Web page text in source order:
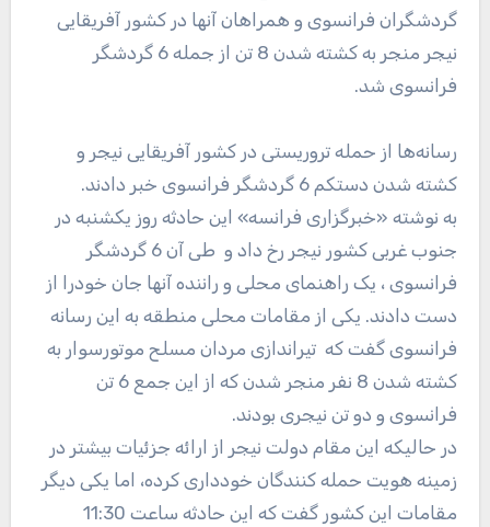
گردشگران فرانسوی و همراهان آنها در کشور آفریقایی
نیجر منجر به کشته شدن 8 تن از جمله 6 گردشگر
فرانسوی شد.
رسانه‌ها از حمله تروریستی در کشور آفریقایی نیجر و
کشته شدن دستکم 6 گردشگر فرانسوی خبر دادند.
به نوشته «خبرگزاری فرانسه» این حادثه روز یکشنبه در
جنوب غربی کشور نیجر رخ داد و طی آن 6 گردشگر
فرانسوی ، یک راهنمای محلی و راننده آنها جان خودرا از
دست دادند. یکی از مقامات محلی منطقه به این رسانه
فرانسوی گفت که تیراندازی مردان مسلح موتورسوار به
کشته شدن 8 نفر منجر شدن که از این جمع 6 تن
فرانسوی و دو تن نیجری بودند.
در حالیکه این مقام دولت نیجر از ارائه جزئیات بیشتر در
زمینه هویت حمله کنندگان خودداری کرده، اما یکی دیگر
مقامات این کشور گفت که این حادثه ساعت 11:30